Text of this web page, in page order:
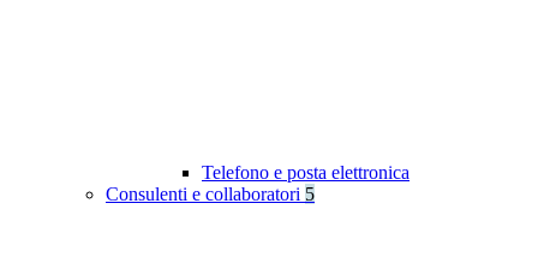
Telefono e posta elettronica
Consulenti e collaboratori 5